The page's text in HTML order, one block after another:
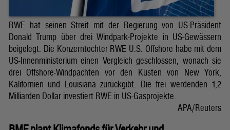
RWE hat seinen Streit mit der Regierung von US-Präsident
Donald Trump über drei Windpark-Projekte in US-Gewässern
beigelegt. Die Konzerntochter RWE U.S. Offshore habe mit dem
US-Innenministerium einen Vergleich geschlossen, wonach sie
drei Offshore-Windpachten vor den Küsten von New York,
Kalifornien und Louisiana zurückgibt. Die frei werdenden 1,2
Milliarden Dollar investiert RWE in US-Gasprojekte.
APA/Reuters